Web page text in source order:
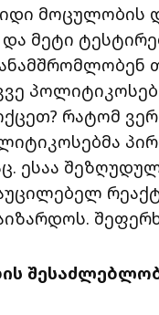
მოცულობის
მეტი
რატომ ვერ
ესაა